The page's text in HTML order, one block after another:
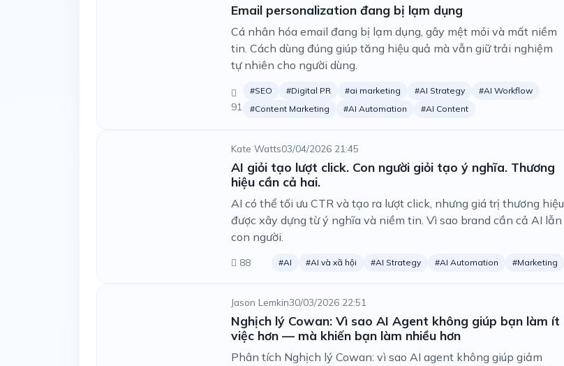
Email personalization đang bị lạm dụng
Cá nhân hóa email đang bị lạm dụng, gây mệt mỏi và mất niềm
tin. Cách dùng đúng giúp tăng hiệu quả mà vẫn giữ trải nghiệm
tự nhiên cho người dùng.
91
#SEO #Digital PR #ai marketing #AI Strategy
#AI Workflow
#Content Marketing
#AI Automation #AI Content
Kate Watts03/04/2026 21:45
AI giỏi tạo lượt click. Con người giỏi tạo ý nghĩa. Thương
hiệu cần cả hai.
AI có thể tối ưu CTR và tạo ra lượt click, nhưng giá trị thương hiệu
được xây dựng từ ý nghĩa và niềm tin. Vì sao brand cần cả AI lẫn
con người.
88 #AI #AI và xã hội #AI Strategy #AI Automation #Marketing
Jason Lemkin30/03/2026 22:51
Nghịch lý Cowan: Vì sao AI Agent không giúp bạn làm ít
việc hơn — mà khiến bạn làm nhiều hơn
Phân tích Nghịch lý Cowan: vì sao AI agent không giúp giảm